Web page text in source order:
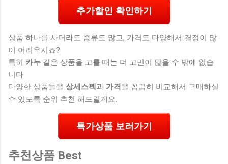
추가할인 확인하기
상품 하나를 사더라도 종류도 많고, 가격도 다양해서 결정이 많
이 어려우시죠?
특히 카누 같은 상품을 고를 때는 더 고민이 많을 수 밖에 없습
니다.
다양한 상품들을 상세스펙 과 가격 을 꼼꼼히 비교해서 구매하실
수 있도록 순위 추천 해드릴게요.
특가상품 보러가기
추천상품 Best